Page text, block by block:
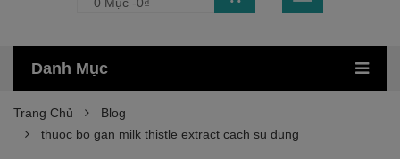
Danh Mục
Trang Chủ
Blog
thuoc bo gan milk thistle extract cach su dung